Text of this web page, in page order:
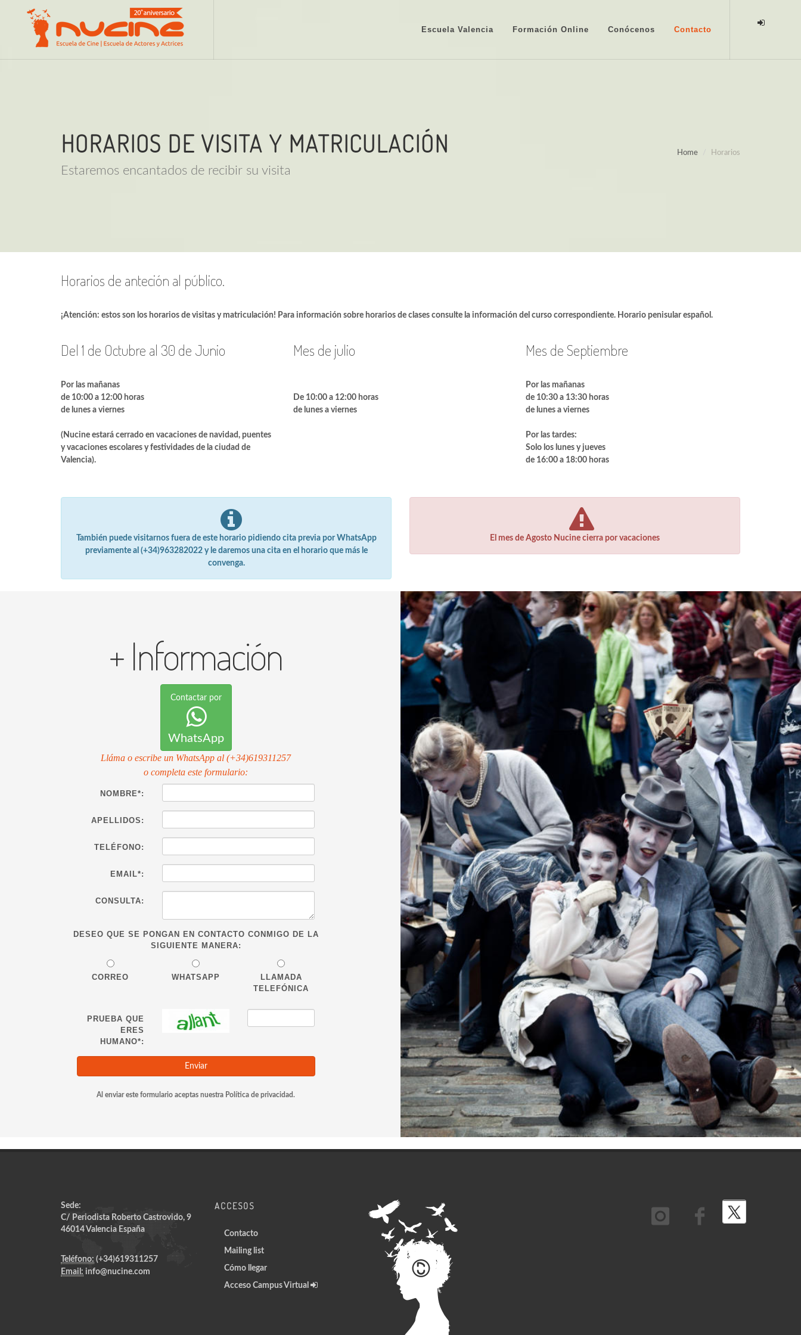
Escuela Valencia Formación Online Conócenos Contacto
HORARIOS DE VISITA Y MATRICULACIÓN
Estaremos encantados de recibir su visita
Home Horarios
Horarios de anteción al público.
¡Atención: estos son los horarios de visitas y matriculación! Para información sobre horarios de clases consulte la información del curso correspondiente. Horario penisular español.
Del 1 de Octubre al 30 de Junio
Por las mañanas
de 10:00 a 12:00 horas
de lunes a viernes
(Nucine estará cerrado en vacaciones de navidad, puentes
y vacaciones escolares y festividades de la ciudad de
Valencia).
Mes de julio
De 10:00 a 12:00 horas
de lunes a viernes
Mes de Septiembre
Por las mañanas
de 10:30 a 13:30 horas
de lunes a viernes
Por las tardes:
Solo los lunes y jueves
de 16:00 a 18:00 horas
También puede visitarnos fuera de este horario pidiendo cita previa por WhatsApp
previamente al (+34)963282022 y le daremos una cita en el horario que más le
convenga.
El mes de Agosto Nucine cierra por vacaciones
+ Información
Contactar por
WhatsApp
Lláma o escribe un WhatsApp al (+34)619311257
o completa este formulario:
NOMBRE*:
APELLIDOS:
TELÉFONO:
EMAIL*:
CONSULTA:
DESEO QUE SE PONGAN EN CONTACTO CONMIGO DE LA
SIGUIENTE MANERA:
CORREO WHATSAPP
LLAMADA
TELEFÓNICA
PRUEBA QUE
ERES
HUMANO*:
Al enviar este formulario aceptas nuestra Política de privacidad.
Sede:
C/ Periodista Roberto Castrovido, 9
46014 Valencia España
Teléfono: (+34)619311257
Email: info@nucine.com
ACCESOS
Contacto
Mailing list
Cómo llegar
Acceso Campus Virtual